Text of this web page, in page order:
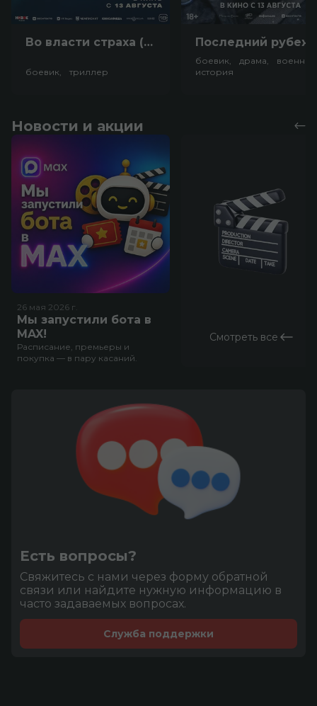
Во власти страха (18+)
боевик, триллер
боевик, драма,
история
Новости и акции
26 мая 2026 г.
Мы запустили бота в
MAX!
Расписание, премьеры и
покупка — в пару касаний.
Смотреть все
Есть вопросы?
Cвяжитесь с нами через форму обратной
связи или найдите нужную информацию в
часто задаваемых вопросах.
Служба поддержки